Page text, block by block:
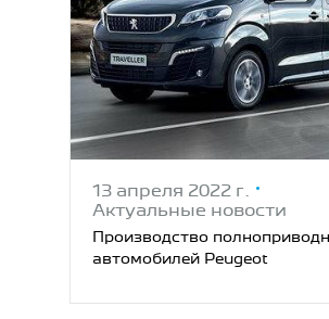
13 апреля 2022 г.
Актуальные новости
Производство
автомобилей Peugeot